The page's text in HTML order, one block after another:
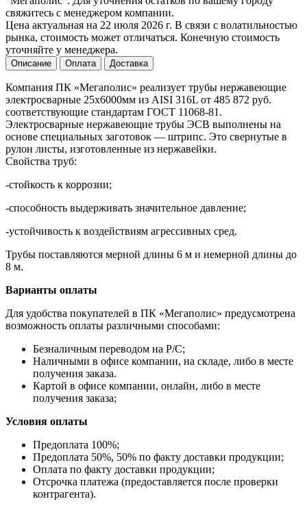
свяжитесь с менеджером компании.
Цена актуальная на 22 июля 2026 г. В связи с волатильностью
рынка, стоимость может отличаться. Конечную стоимость
уточняйте у менеджера.
Описание Оплата Доставка
Компания ПК «Мегаполис» реализует трубы нержавеющие
электросварные 25х6000мм из AISI 316L от 485 872 руб.
соответствующие стандартам ГОСТ 11068-81.
Электросварные нержавеющие трубы ЭСВ выполнены на
основе специальных заготовок — штрипс. Это свернутые в
рулон листы, изготовленные из нержавейки.
Свойства труб:
-стойкость к коррозии;
-способность выдерживать значительное давление;
-устойчивость к воздействиям агрессивных сред.
Трубы поставляются мерной длины 6 м и немерной длины до
8 м.
Варианты оплаты
Для удобства покупателей в ПК «Мегаполис» предусмотрена
возможность оплаты различными способами:
Безналичным переводом на Р/С;
Наличными в офисе компании, на складе, либо в месте
получения заказа.
Картой в офисе компании, онлайн, либо в месте
получения заказа;
Условия оплаты
Предоплата 100%;
Предоплата 50%, 50% по факту доставки продукции;
Оплата по факту доставки продукции;
Отсрочка платежа (предоставляется после проверки
контрагента).